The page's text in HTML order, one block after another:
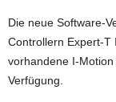
Die neue Software-
Controllern Expert-T
vorhandene I-
Verfügung.